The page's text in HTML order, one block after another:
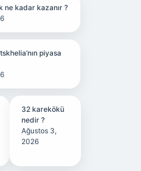
ne kadar kazanır ?
piyasa
32 karekökü
nedir ?
Ağustos 3,
2026